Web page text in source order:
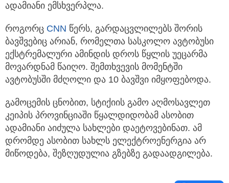
ადამიანი ემსხვერპლა.
როგორც CNN წერს, გარდაცვლილებს შორის
ბავშვებიც არიან, რომელთა სასკოლო ავტობუსი
ექსტრემალური ამინდის დროს წყლის უეცარმა
მოვარდნამ წაიღო. შემთხვევის მომენტში
ავტობუსში მძღოლი და 10 ბავშვი იმყოფებოდა.
გამოცემის ცნობით, სტიქიის გამო აღმოსავლეთ
კეიპის პროვინციაში წყალდიდობამ ასობით
ადამიანი აიძულა სახლები დაეტოვებინათ. ამ
დრომდე ასობით სახლს ელექტროენერგია არ
მიწოდება, შეზღუდულია გზებზე გადაადგილება.